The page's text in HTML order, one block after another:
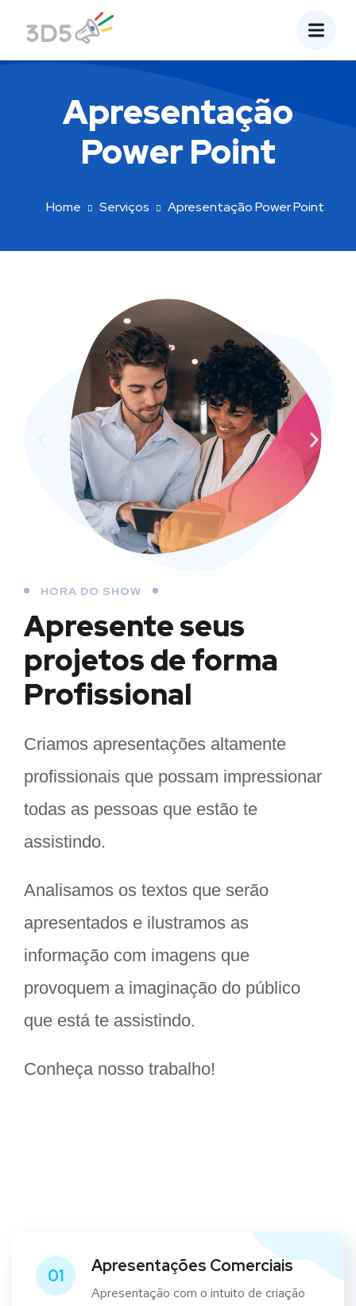
Apresentação
Power Point
Home Serviços Apresentação Power Point
HORA DO SHOW
Apresente seus
projetosde forma
Profissional
Criamos apresentações altamente
profissionais que possam impressionar
todas as pessoas que estão te
assistindo.
Analisamos os textos que serão
apresentados e ilustramos as
informação com imagens que
provoquem a imaginação do público
que está te assistindo.
Conheça nosso trabalho!
01 Apresentações Comerciais
Apresentação com o intuito de criação